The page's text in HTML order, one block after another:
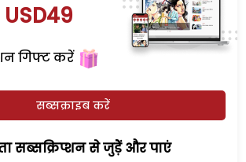
USD49
गिफ्ट करें
सब्सक्राइब करें
सब्सक्रिप्शन से जुड़ेें और पाएं